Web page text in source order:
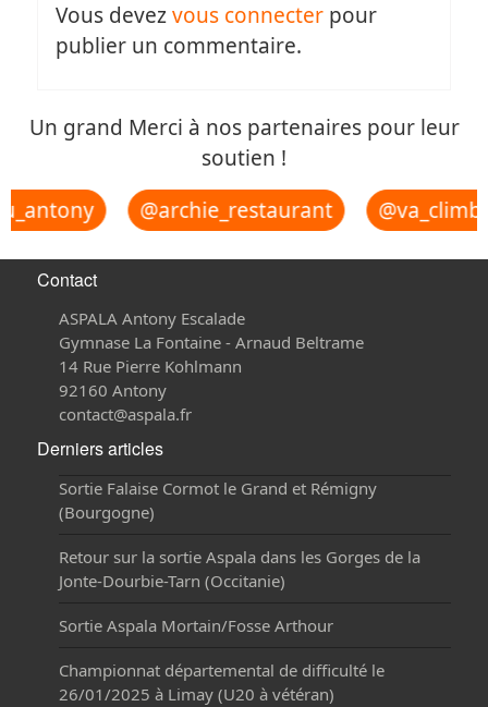
Vous devezvous connecterpour
publier un commentaire.
Un grand Merci à nos partenaires pour leur
soutien !
@archie_restaurant
Contact
ASPALA Antony Escalade
Gymnase La Fontaine - Arnaud Beltrame
14 Rue Pierre Kohlmann
92160 Antony
contact@aspala.fr
Derniers articles
Sortie Falaise Cormot le Grand et Rémigny
(Bourgogne)
Retour sur la sortie Aspala dans les Gorges de la
Jonte-Dourbie-Tarn (Occitanie)
Sortie Aspala Mortain/Fosse Arthour
Championnat départemental de difficulté le
26/01/2025 à Limay (U20 à vétéran)